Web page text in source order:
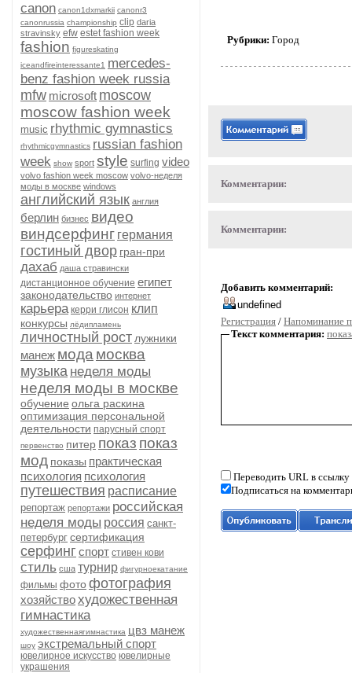
canon canon1dxmarkii canonr3
canonrussia championship clip daria
stravinsky efw estet fashion week
fashion figureskating
iceandfireinteressante1 mercedes-
benz fashion week russia
mfw microsoft moscow
moscow fashion week
music rhythmic gymnastics
rhythmicgymnastics russian fashion
week show sport style surfing video
volvo fashion week moscow volvo-неделя
моды в москве windows
английский язык англия
берлин бизнес видео
виндсерфинг германия
гостиный двор гран-при
дахаб даша стравински
дистанционное обучение египет
законодательство интернет
карьера керри глисон клип
конкурсы лёдипламень
личностный рост лужники
манеж мода москва
музыка неделя моды
неделя моды в москве
обучение ольга раскина
оптимизация персональной
деятельности парусный спорт
первенство питер показ показ
мод показы практическая
психология психология
путешествия расписание
репортаж репортажи российская
неделя моды россия санкт-
петербург сертификация
серфинг спорт стивен кови
стиль сша турнир фигурноекатание
фильмы фотофотография
хозяйствохудожественная
гимнастика
художественнаягимнастика цвз манеж
шоу экстремальный спорт
ювелирное искусство ювелирные
украшения
Рубрики: Город
Комментарии:
Комментарии:
Добавить комментарий:
Регистрация / Напоминание
Текст комментария:
Переводить URL в ссылку
Подписаться на